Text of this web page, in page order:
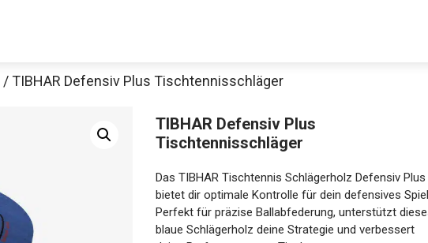
/ TIBHAR Defensiv Plus Tischtennisschläger
TIBHAR Defensiv Plus
Tischtennisschläger
Das TIBHAR Tischtennis Schlägerholz Defensiv Plus
bietet dir optimale Kontrolle für dein defensives Spiel.
Perfekt für präzise Ballabfederung, unterstützt
dieses blaue Schlägerholz deine Strategie und
Jetzt anschauen